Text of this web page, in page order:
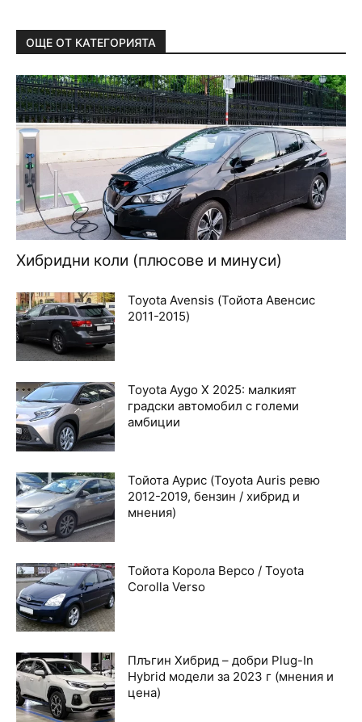
ОЩЕ ОТ КАТЕГОРИЯТА
Хибридни коли (плюсове и минуси)
Toyota Avensis (Тойота Авенсис
2011-2015)
Toyota Aygo X 2025: малкият
градски автомобил с големи
амбиции
Тойота Аурис (Toyota Auris ревю
2012-2019, бензин / хибрид и
мнения)
Тойота Корола Версо / Toyota
Corolla Verso
Плъгин Хибрид – добри Plug-In
Hybrid модели за 2023 г (мнения и
цена)